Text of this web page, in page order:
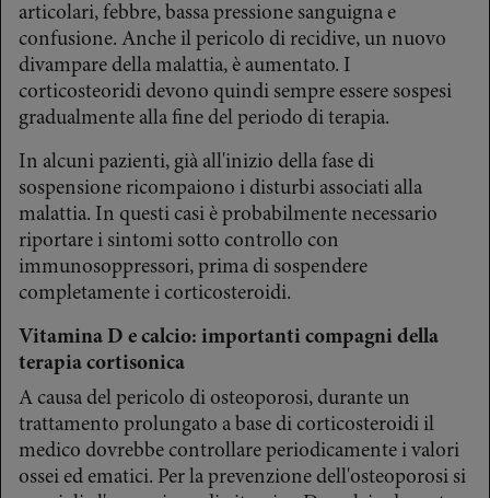
articolari, febbre, bassa pressione sanguigna e
confusione. Anche il pericolo di recidive, un nuovo
divampare della malattia, è aumentato. I
corticosteoridi devono quindi sempre essere sospesi
gradualmente alla fine del periodo di terapia.
In alcuni pazienti, già all'inizio della fase di
sospensione ricompaiono i disturbi associati alla
malattia. In questi casi è probabilmente necessario
riportare i sintomi sotto controllo con
immunosoppressori, prima di sospendere
completamente i corticosteroidi.
Vitamina D e calcio: importanti compagni della
terapia cortisonica
A causa del pericolo di osteoporosi, durante un
trattamento prolungato a base di corticosteroidi il
medico dovrebbe controllare periodicamente i valori
ossei ed ematici. Per la prevenzione dell'osteoporosi si